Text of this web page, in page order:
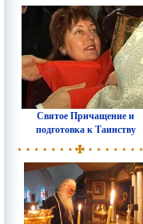
Святое Причащение и
подготовка к Таинству